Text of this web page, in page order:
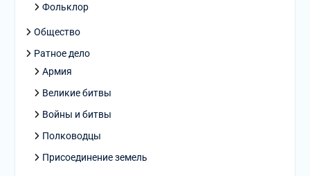
Фольклор
Общество
Ратное дело
Армия
Великие битвы
Войны и битвы
Полководцы
Присоединение земель